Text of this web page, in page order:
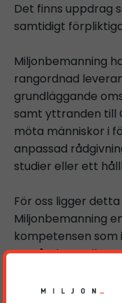
Det finns uppdrag
samtidigt
Miljonbemanning
rangordnad
grundläggande
samt yttranden till
möta människor i
anpassad
studier eller ett
För oss ligger
Miljonbemanning
kompetensen som
avståndet mellan
närvaro, kvalitet